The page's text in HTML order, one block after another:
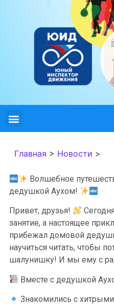
Главная > Новости >
Волшебное
дедушкой Аухом!
Привет, друзья!
занятие, а настоящее
прибежал домовой
научиться читать, чтобы
шалунишку! И мы ему с
Вместе с дедушкой
Знакомились с